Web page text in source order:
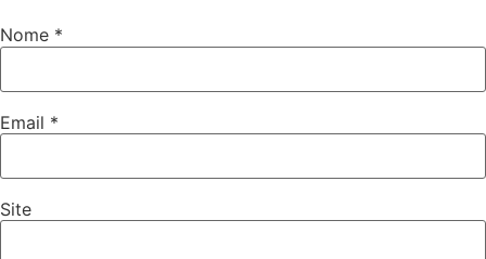
Nome *
Email *
Site